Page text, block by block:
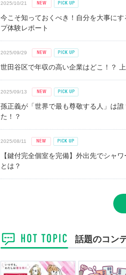
2025/10/21
今こそ知っておくべき！自分を大事に
プ体験レポート
2025/09/29
世田谷区で年収の高い企業はどこ！？
2025/09/13
孫正義が「世界で最も尊敬する人」は
た！？
2025/08/11
【鍵付完全個室を完備】外出先でシャ
とは？
話題のコン